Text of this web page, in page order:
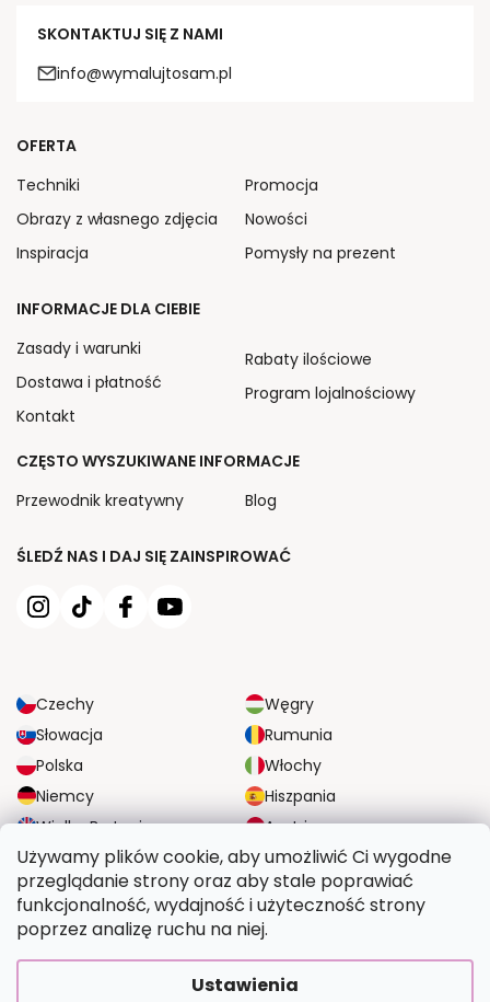
Używamy plików cookie, aby umożliwić Ci wygodne
przeglądanie strony oraz aby stale poprawiać
funkcjonalność, wydajność i użyteczność strony
poprzez analizę ruchu na niej.
Ustawienia
SKONTAKTUJ SIĘ Z NAMI
info@wymalujtosam.pl
ŚLEDŹ NAS I DAJ SIĘ ZAINSPIROWAĆ
Czechy
Węgry
Słowacja
Rumunia
Polska
Włochy
Niemcy
Hiszpania
Wielka Brytania
Austria
OFERTA
Techniki
Obrazy z własnego zdjęcia
Inspiracja
Promocja
Nowości
Pomysły na prezent
INFORMACJE DLA CIEBIE
Zasady i warunki
Dostawa i płatność
Kontakt
Rabaty ilościowe
Program lojalnościowy
CZĘSTO WYSZUKIWANE INFORMACJE
Przewodnik kreatywny
Blog
NIEZAWODNE OPCJE DOSTAWY
BEZPIECZNE OPCJE PŁATNOŚCI